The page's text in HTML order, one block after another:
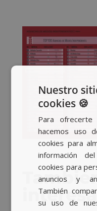
Nuestro
cookies 🍪
Para ofrecerte
hacemos uso
cookies para
información
cookies para
anuncios y
También
su uso de